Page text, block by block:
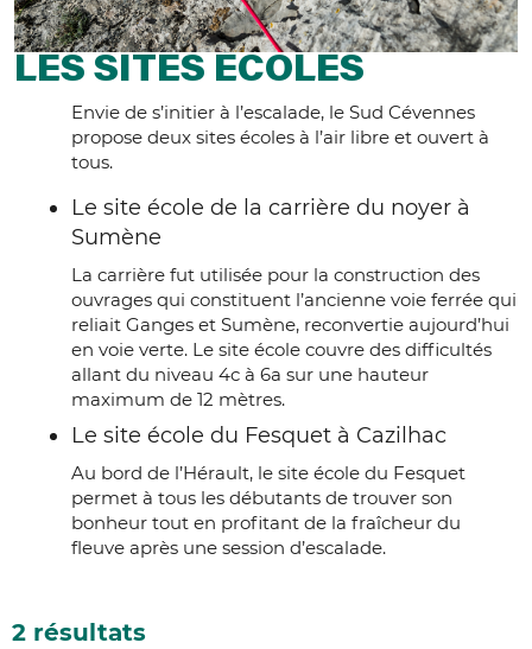
LES SITES ÉCOLES
Envie de s’initier à l’escalade, le Sud Cévennes
propose deux sites écoles à l’air libre et ouvert à
tous.
Le site école de la carrière du noyer à
Sumène
La carrière fut utilisée pour la construction des
ouvrages qui constituent l’ancienne voie ferrée qui
reliait Ganges et Sumène, reconvertie aujourd’hui
en voie verte. Le site école couvre des difficultés
allant du niveau 4c à 6a sur une hauteur
maximum de 12 mètres.
Le site école du Fesquet à Cazilhac
Au bord de l’Hérault, le site école du Fesquet
permet à tous les débutants de trouver son
bonheur tout en profitant de la fraîcheur du
fleuve après une session d’escalade.
2 résultats